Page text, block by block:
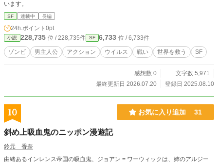
います。
SF 連載中 長編
24h.ポイント 0pt
小説 228,735 位 / 228,735件 SF 6,733 位 / 6,733件
ゾンビ 男主人公 アクション ウイルス 戦い 世界を救う SF
感想数 0
文字数 5,971
最終更新日 2026.07.20
登録日 2025.08.10
10 お気に入り追加 31
斜め上吸血鬼のニッポン漫遊記
鈴元 香奈
由緒あるインレンス帝国の吸血鬼、ジョアン = ワーウィックは、姉のアルジー